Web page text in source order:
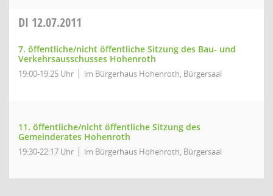
DI 12.07.2011
7. öffentliche/nicht öffentliche Sitzung des Bau- und
Verkehrsausschusses Hohenroth
19:00-19:25 Uhr im Bürgerhaus Hohenroth, Bürgersaal
11. öffentliche/nicht öffentliche Sitzung des
Gemeinderates Hohenroth
19:30-22:17 Uhr im Bürgerhaus Hohenroth, Bürgersaal